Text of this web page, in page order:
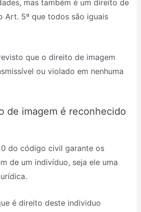
mas também é um direito de
Art. 5º que todos são iguais
que o direito de imagem
ou violado em nenhuma
de imagem é reconhecido
do código civil garante os
de um indivíduo, seja ele uma
é direito deste individuo